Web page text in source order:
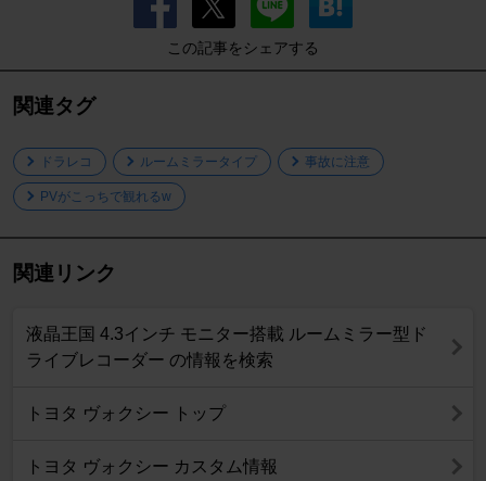
この記事をシェアする
関連タグ
ドラレコ ルームミラータイプ 事故に注意
PVがこっちで観れるw
関連リンク
液晶王国 4.3インチ モニター搭載 ルームミラー型ド
ライブレコーダー の情報を検索
トヨタ ヴォクシー トップ
トヨタ ヴォクシー カスタム情報